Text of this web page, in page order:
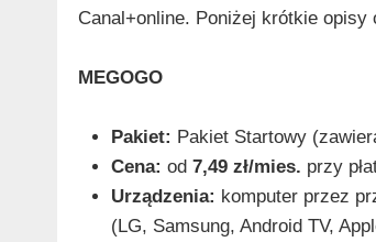
Canal+online. Poniżej krótkie
MEGOGO
Pakiet: Pakiet Startowy
Cena: od 7,49 zł/mies. przy
Urządzenia: komputer przez
(LG, Samsung, Android TV,